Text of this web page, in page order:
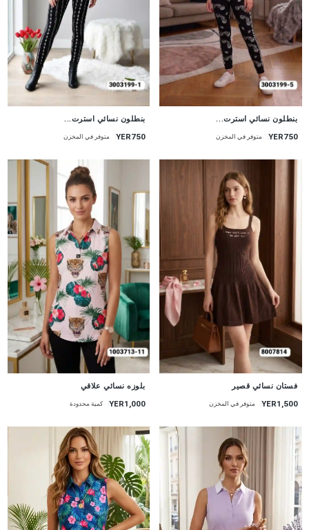
بنطلون نسائي استرت...
YER750 متوفر في المخزن
بنطلون نسائي استرت...
YER750 متوفر في المخزن
فستان نسائي قصير
YER1,500 متوفر في المخزن
بلوزه نسائي علاقي
YER1,000 كمية محدودة